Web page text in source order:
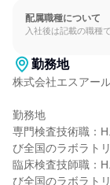
配属職種について
入社後は記載の職種
勤務地
株式会社エスアー
勤務地
専門検査技術職：
び全国のラボラト
臨床検査技師職：
び全国のラボラト